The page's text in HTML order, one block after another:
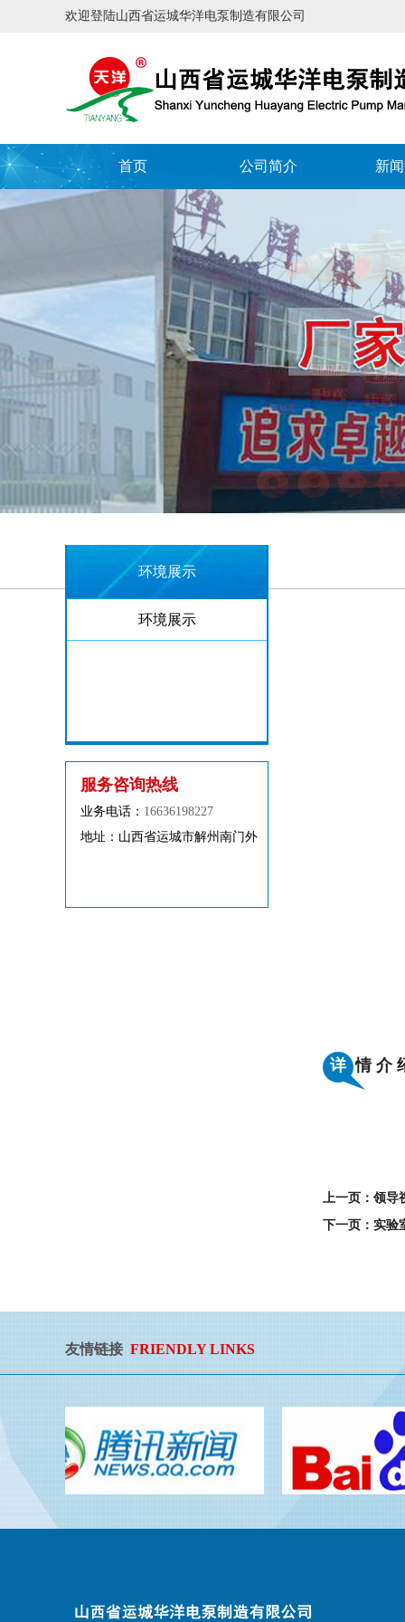
欢迎登陆山西省运城华洋电泵制造有限公司
首页 公司简介 新
环境展示
环境展示
服务咨询热线
业务电话： 16636198227
地址：山西省运城市解州南门外
详情 介
上一页：领导
下一页：实验
友情链接 FRIENDLY LINKS